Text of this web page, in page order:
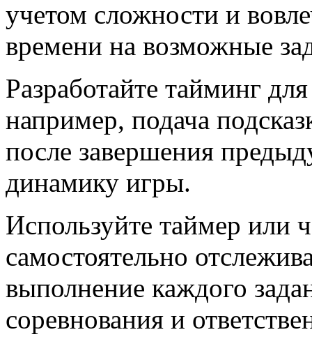
учетом сложности и
времени на возможные
Разработайте тайминг
например, подача
после завершения
динамику игры.
Используйте таймер или
самостоятельно
выполнение каждого
соревнования и